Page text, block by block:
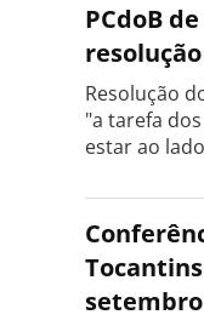
PCdoB
Resolução
"a tarefa
estar ao
setembro